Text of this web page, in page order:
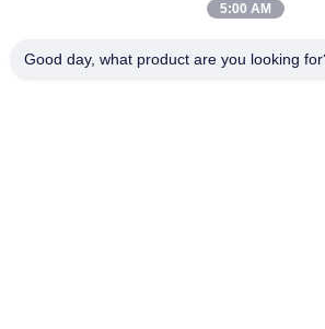
เกี่ยวกับเรา
5:00 AM
Good day, what product are you looking